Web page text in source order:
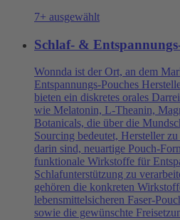
7+ ausgewählt
Schlaf- &
Wonnda ist der Ort, an dem
Entspannungs-Pouches
bieten ein diskretes orales
wie Melatonin, L-Theanin,
Botanicals, die über die
Sourcing bedeutet, Hersteller
darin sind, neuartige Pouch-
funktionale Wirkstoffe für
Schlafunterstützung zu
gehören die konkreten
lebensmittelsicheren Faser-
sowie die gewünschte